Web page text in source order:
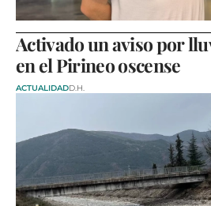
Activado un aviso por
en el Pirineo oscense
ACTUALIDADD.H.